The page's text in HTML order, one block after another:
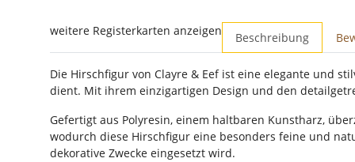
weitere Registerkarten anzeigen Beschreibung
Die Hirschfigur von Clayre & Eef ist eine elegante und
dient. Mit ihrem einzigartigen Design und den
Gefertigt aus Polyresin, einem haltbaren Kunstharz,
wodurch diese Hirschfigur eine besonders feine und
dekorative Zwecke eingesetzt wird.